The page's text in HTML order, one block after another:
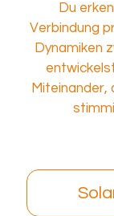
Du
Verbindung
Dynamiken
Miteinander,